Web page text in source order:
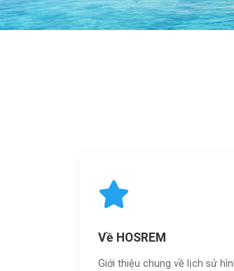
Về HOSREM
Giới thiệu chung về lịch sử